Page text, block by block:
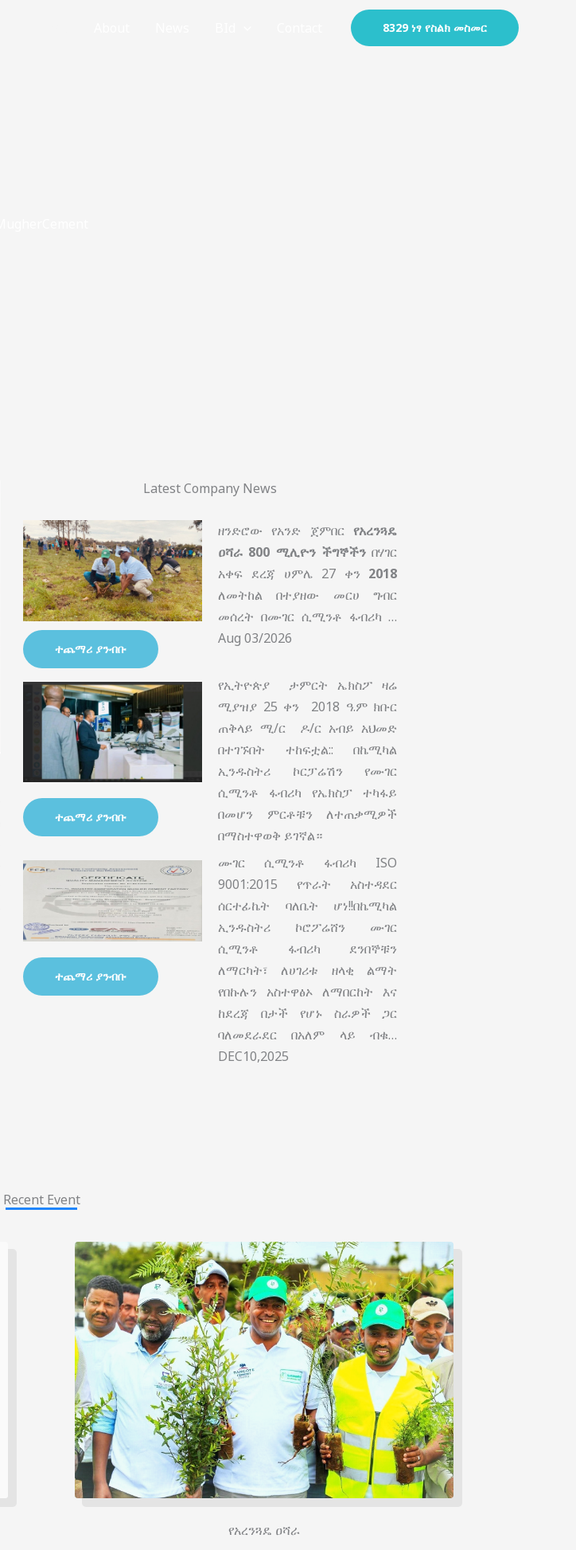
8329 ነፃ የስልክ መስመር
Latest Company News
ተጨማሪ ያንብቡ
ዘንድሮው የአንድ ጀምበር የአረንጓዴ
ዐሻራ 800 ሚሊዮን ችግኞችን በሃገር
አቀፍ ደረጃ ሀምሌ 27 ቀን 2018
ለመትከል በተያዘው መርሀ ግብር
መሰረት በሙገር ሲሚንቶ ፋብሪካ …
Aug 03/2026
ተጨማሪ ያንብቡ
የኢትዮጵያ ታምርት ኤክስፖ ዛሬ
ሚያዝያ 25 ቀን 2018 ዓ.ም ክቡር
ጠቅላይ ሚ/ር ዶ/ር አብይ አህመድ
በተገኙበት ተከፍቷል:: በኬሚካል
ኢንዱስትሪ ኮርፓሬሽን የሙገር
ሲሚንቶ ፋብሪካ የኤክስፓ ተካፋይ
በመሆን ምርቶቹን ለተጠቃሚዎች
በማስተዋወቅ ይገኛል።
ተጨማሪ ያንብቡ
ሙገር ሲሚንቶ ፋብሪካ ISO
9001:2015 የጥራት አስተዳደር
ሰርተፊኬት ባለቤት ሆነ!!በኬሚካል
ኢንዱስትሪ ኮሮፖሬሸን ሙገር
ሲሚንቶ ፋብሪካ ደንበኞቹን
ለማርካት፣ ለሀገሪቱ ዘላቂ ልማት
የበኩሉን አስተዋፅኦ ለማበርከት እና
ከደረጃ በታች የሆኑ ስራዎች ጋር
ባለመደራደር በአለም ላይ ብቁ…
DEC10,2025
Recent Event
የአረንጓዴ ዐሻራ